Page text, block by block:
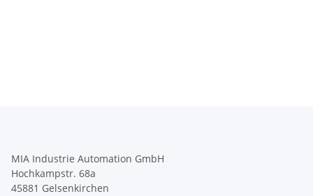
MIA Industrie Automation GmbH
Hochkampstr. 68a
45881 Gelsenkirchen